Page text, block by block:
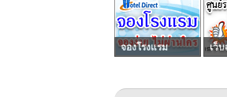
จองโรงแรม เว็บ